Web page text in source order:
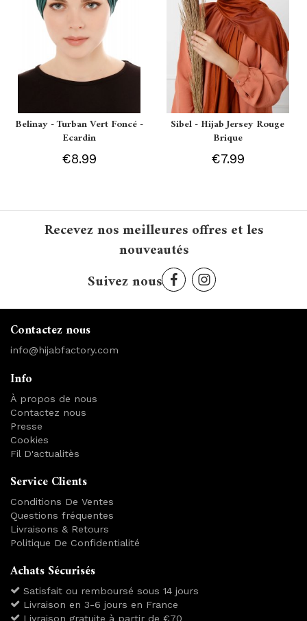
Belinay - Turban Vert Foncé -
Ecardin
€8.99
Sibel - Hijab Jersey Rouge
Brique
€7.99
Recevez nos meilleures offres et les
nouveautés
Suivez nous
Contactez nous
info@hijabfactory.com
Info
À propos de nous
Contactez nous
Presse
Cookies
Fil D'actualitès
Service Clients
Conditions De Ventes
Questions fréquentes
Livraisons & Retours
Politique De Confidentialité
Achats Sécurisés
Satisfait ou remboursé sous 14 jours
Livraison en 3-6 jours en France
Livraison gratuite à partir de €70